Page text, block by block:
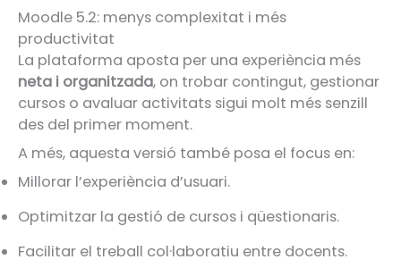
Moodle 5.2: menys complexitat i més
productivitat
La plataforma aposta per una experiència més
neta i organitzada, on trobar contingut, gestionar
cursos o avaluar activitats sigui molt més senzill
des del primer moment.
A més, aquesta versió també posa el focus en:
Millorar l’experiència d’usuari.
Optimitzar la gestió de cursos i qüestionaris.
Facilitar el treball col·laboratiu entre docents.